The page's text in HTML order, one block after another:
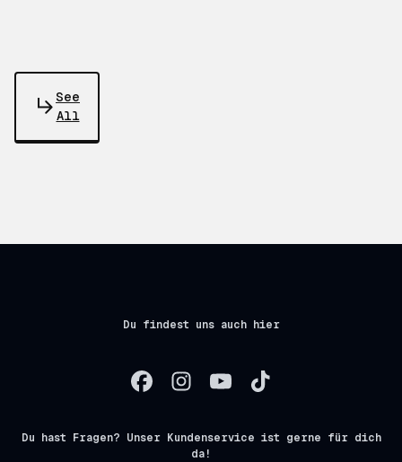
See
All
Du findest uns auch hier
Du hast Fragen? Unser Kundenservice ist gerne für dich
da!